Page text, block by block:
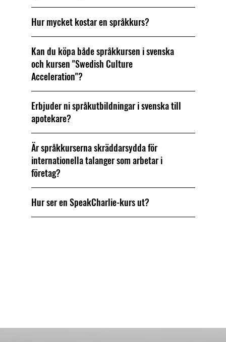
Hur mycket kostar en språkkurs?
Kan du köpa både språkkursen i svenska
och kursen "Swedish Culture
Acceleration"?
Erbjuder ni språkutbildningar i svenska till
apotekare?
Är språkkurserna skräddarsydda för
internationella talanger som arbetar i
företag?
Hur ser en SpeakCharlie-kurs ut?